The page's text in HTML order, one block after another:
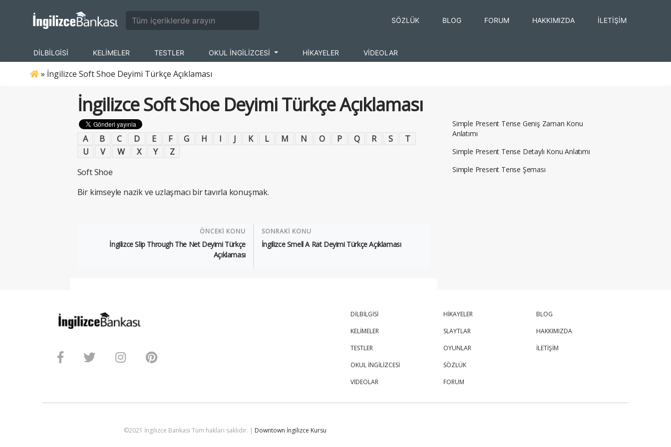
SÖZLÜK BLOG FORUM HAKKIMIZDA İLETİŞİM
DİLBİLGİSİ KELİMELER TESTLER OKUL İNGİLİZCESİ HİKAYELER VİDEOLAR
» İngilizce Soft Shoe Deyimi Türkçe Açıklaması
İngilizce Soft Shoe Deyimi Türkçe Açıklaması
A B C D E F G H I J K L M N O P Q R S
T
U
V W X Y
Z
Soft Shoe
Bir kimseyle nazik ve uzlaşmacı bir tavırla konuşmak.
ÖNCEKİ KONU
İngilizce Slip Through The Net Deyimi Türkçe
Açıklaması
SONRAKİ KONU
İngilizce Smell A Rat Deyimi Türkçe Açıklaması
Simple Present Tense Geniş Zaman Konu
Anlatımı
Simple Present Tense Detaylı Konu Anlatımı
Simple Present Tense Şeması
DİLBİLGİSİ
KELİMELER
TESTLER
OKUL İNGİLİZCESİ
VİDEOLAR
HİKAYELER
SLAYTLAR
OYUNLAR
SÖZLÜK
FORUM
BLOG
HAKKIMIZDA
İLETİŞİM
©2021 İngilizce Bankasi Tüm hakları saklıdır. | Downtown İngilizce Kursu